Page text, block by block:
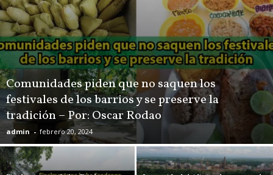
Comunidades piden que no saquen los
festivales de los barrios y se preserve la
tradición – Por: Oscar Rodao
admin - febrero 20, 2024